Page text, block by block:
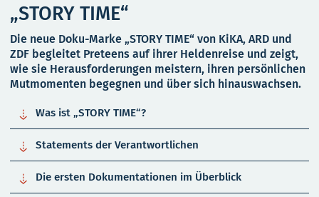
„STORY TIME“
Die neue Doku-Marke „STORY TIME“ von KiKA, ARD und
ZDF begleitet Preteens auf ihrer Heldenreise und zeigt,
wie sie Herausforderungen meistern, ihren persönlichen
Mutmomenten begegnen und über sich hinauswachsen.
 Was ist „STORY TIME“?
 Statements der Verantwortlichen
 Die ersten Dokumentationen im Überblick